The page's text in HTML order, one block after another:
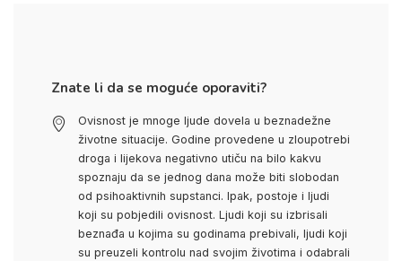
Znate li da se moguće oporaviti?
Ovisnost je mnoge ljude dovela u beznadežne
životne situacije. Godine provedene u zloupotrebi
droga i lijekova negativno utiču na bilo kakvu
spoznaju da se jednog dana može biti slobodan
od psihoaktivnih supstanci. Ipak, postoje i ljudi
koji su pobjedili ovisnost. Ljudi koji su izbrisali
beznađa u kojima su godinama prebivali, ljudi koji
su preuzeli kontrolu nad svojim životima i odabrali